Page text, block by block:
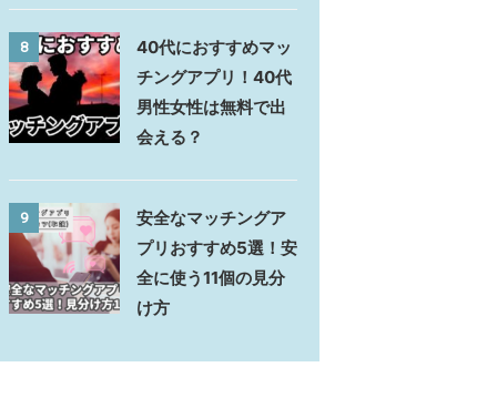
8
40代におすすめマッ
チングアプリ！40代
男性女性は無料で出
会える？
9
安全なマッチングア
プリおすすめ5選！安
全に使う11個の見分
け方